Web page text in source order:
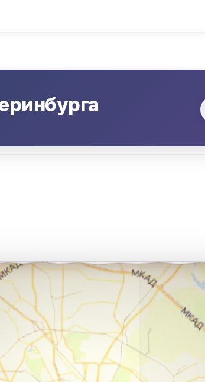
из города Свердловск в город Екатеринбург.